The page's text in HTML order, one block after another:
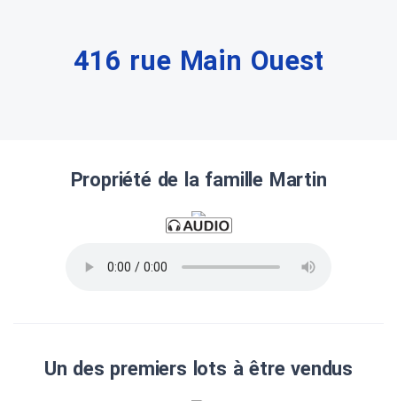
416 rue Main Ouest
Propriété de la famille Martin
Un des premiers lots à être vendus